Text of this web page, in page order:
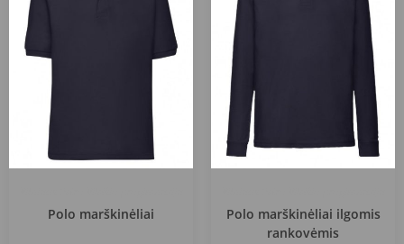
Polo marškinėliai
Polo marškinėliai ilgomis
rankovėmis